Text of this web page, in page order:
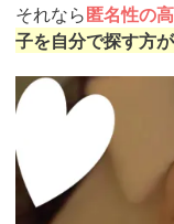
それなら匿名性の
子を自分で探す方
https://pcmax.jp/lp/?
ad_id=rm307152